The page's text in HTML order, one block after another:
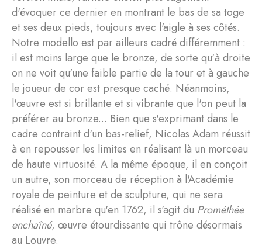
d'évoquer ce dernier en montrant le bas de sa toge
et ses deux pieds, toujours avec l'aigle à ses côtés.
Notre modello est par ailleurs cadré différemment :
il est moins large que le bronze, de sorte qu'à droite
on ne voit qu'une faible partie de la tour et à gauche
le joueur de cor est presque caché. Néanmoins,
l'œuvre est si brillante et si vibrante que l'on peut la
préférer au bronze... Bien que s'exprimant dans le
cadre contraint d'un bas-relief, Nicolas Adam réussit
à en repousser les limites en réalisant là un morceau
de haute virtuosité. A la même époque, il en conçoit
un autre, son morceau de réception à l'Académie
royale de peinture et de sculpture, qui ne sera
réalisé en marbre qu'en 1762, il s'agit du Prométhée
enchaîné, œuvre étourdissante qui trône désormais
au Louvre.